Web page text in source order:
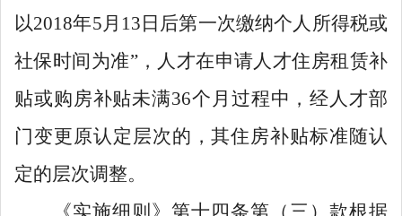
以2018年5 月 13 日后第一次缴纳个人所得税或
社保时间为准”，人才在申请人才住房租赁补
贴或购房补贴未满36个月过程中，经人才部
门变更原认定层次的，其住房补贴标准随认
定的层次调整。
《实施细则》第十四条第（三）款根据